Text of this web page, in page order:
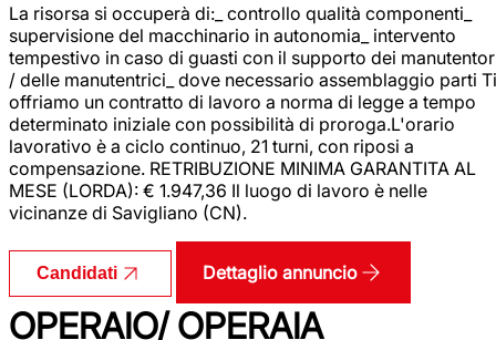
La risorsa si occuperà di:_ controllo qualità componenti_
supervisione del macchinario in autonomia_ intervento
tempestivo in caso di guasti con il supporto dei
/ delle manutentrici_ dove necessario assemblaggio parti Ti
offriamo un contratto di lavoro a norma di legge a tempo
determinato iniziale con possibilità di proroga.L'orario
lavorativo è a ciclo continuo, 21 turni, con riposi a
compensazione. RETRIBUZIONE MINIMA GARANTITA AL
MESE (LORDA): € 1.947,36 Il luogo di lavoro è nelle
vicinanze di Savigliano (CN).
Candidati Dettaglio annuncio
OPERAIO/ OPERAIA